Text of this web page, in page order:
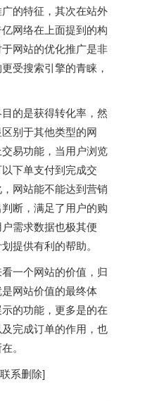
的特征，其次在站外
网络在上面提到的构
网站的优化推广是非
受搜索引擎的青睐，
的是获得转化率，然
别于其他类型的网
易功能，当用户浏览
下单支付到完成交
网站能不能达到营销
断，满足了用户的购
需求数据也极其便
提供有利的帮助。
一个网站的价值，归
网站价值的最终体
的功能，更多是的在
完成订单的作用，也
。
系删除]